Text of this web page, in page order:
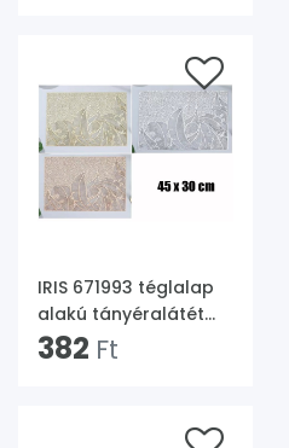
IRIS 671993 téglalap
alakú tányéralátét
30x45cm
382 Ft